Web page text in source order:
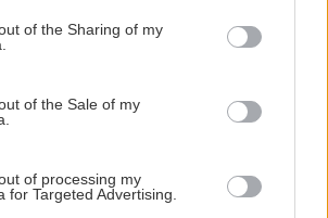
of the Sharing of my
of the Sale of my
of processing my
for Targeted Advertising.
για τον τουρίστα που
τιμή για την 10χρονη
Οι πιθανότητες για ένα
μετά το κλείσιμο των
αντιδραστήρων